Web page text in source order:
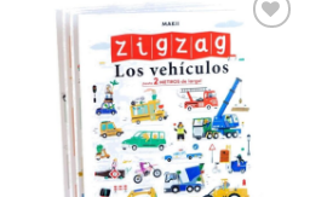
lista de
deseos